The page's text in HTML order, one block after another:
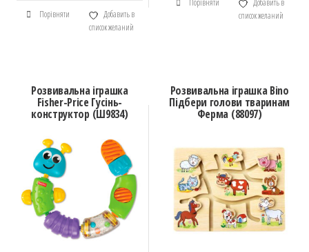
Порівняти
Добавить в
список желаний
Порівняти
Добавить в
список желаний
Розвивальна іграшка
Fisher-Price Гусінь-
конструктор (Ш9834)
Розвивальна іграшка Bino
Підбери голови тваринам
Ферма (88097)